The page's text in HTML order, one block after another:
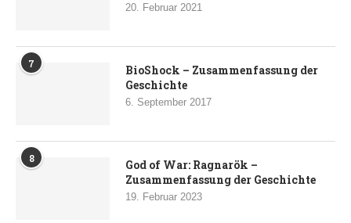
20. Februar 2021
7
BioShock – Zusammenfassung der
Geschichte
6. September 2017
8
God of War: Ragnarök –
Zusammenfassung der Geschichte
19. Februar 2023